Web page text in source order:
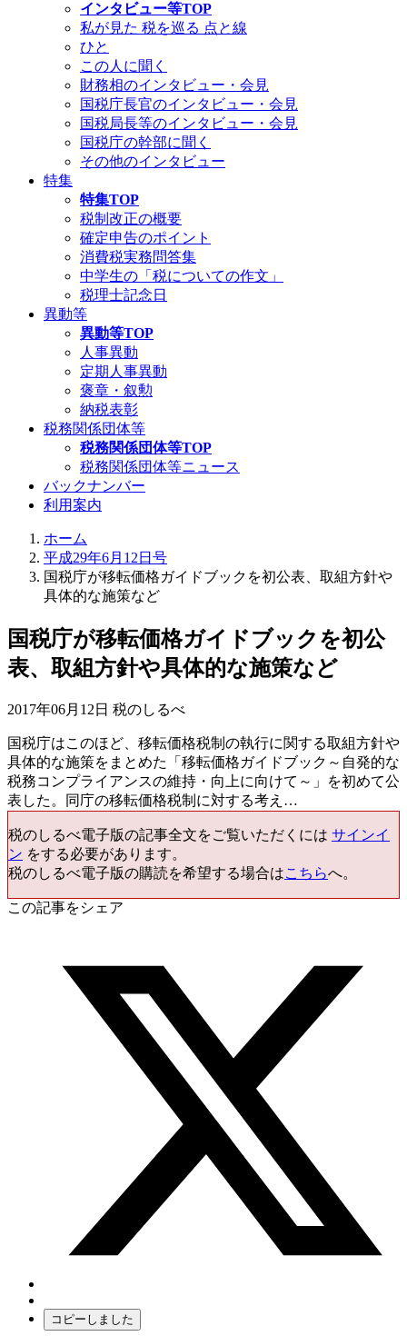
インタビュー等TOP
私が見た 税を巡る 点と線
ひと
この人に聞く
財務相のインタビュー・会見
国税庁長官のインタビュー・会見
国税局長等のインタビュー・会見
国税庁の幹部に聞く
その他のインタビュー
特集
特集TOP
税制改正の概要
確定申告のポイント
消費税実務問答集
中学生の「税についての作文」
税理士記念日
異動等
異動等TOP
人事異動
定期人事異動
褒章・叙勲
納税表彰
税務関係団体等
税務関係団体等TOP
税務関係団体等ニュース
バックナンバー
利用案内
ホーム
平成29年6月12日号
国税庁が移転価格ガイドブックを初公表、取組方針や
具体的な施策など
国税庁が移転価格ガイドブックを初公
表、取組方針や具体的な施策など
2017年06月12日 税のしるべ
国税庁はこのほど、移転価格税制の執行に関する取組方針や
具体的な施策をまとめた「移転価格ガイドブック～自発的な
税務コンプライアンスの維持・向上に向けて～」を初めて公
表した。同庁の移転価格税制に対する考え…
税のしるべ電子版の記事全文をご覧いただくには サインイ
ン をする必要があります。
税のしるべ電子版の購読を希望する場合はこちらへ。
この記事をシェア
コピーしました